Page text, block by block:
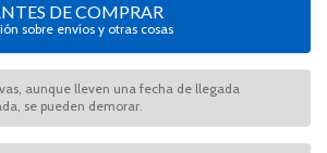
DE COMPRAR
sobre envíos y otras cosas
aunque lleven una fecha de llegada
se pueden demorar.